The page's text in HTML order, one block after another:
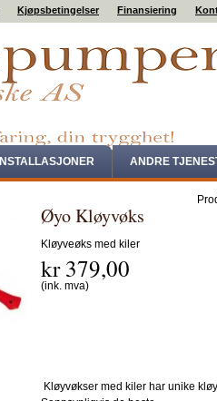
Kjøpsbetingelser Finansiering
INSTALLASJONER ANDRE
Øyo Kløyvøks
Kløyveøks med kiler
kr 379,00
(ink. mva)
Kløyvøkser med kiler har unike